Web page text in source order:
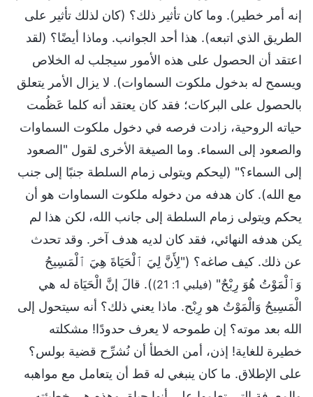
إنه أمر خطير). وما كان تأثير ذلك؟ (كان لذلك تأثير على
الطريق الذي اتبعه). هذا أحد الجوانب. وماذا أيضًا؟ (لقد
اعتقد أن الحصول على هذه الأمور سيجلب له الخلاص
ويسمح له بدخول ملكوت السماوات). لا يزال الأمر يتعلق
بالحصول على البركات؛ فقد كان يعتقد أنه كلما عَظُمت
حياته الروحية، زادت فرصه في دخول ملكوت السماوات
والصعود إلى السماء. وما الصيغة الأخرى لقول "الصعود
إلى السماء؟" (ليحكم ويتولى زمام السلطة جنبًا إلى جنب
مع الله). كان هدفه من دخوله ملكوت السماوات هو أن
يحكم ويتولى زمام السلطة إلى جانب الله، لكن هذا لم
يكن هدفه النهائي، فقد كان لديه هدف آخر. وقد تحدث
عن ذلك. كيف صاغه؟ ("لِأَنَّ لِيَ ٱلْحَيَاةَ هِيَ ٱلْمَسِيحُ
وَٱلْمَوْتُ هُوَ رِبْحٌ" (فيلبي 1: 21)
). قالَ إنَّ الْحَيَاة له هي
الْمَسِيحُ وَالْمَوْتُ هو رِبْح. ماذا يعني ذلك؟ أنه سيتحول إلى
الله بعد موته؟ إن طموحه لا يعرف حدودًا! مشكلته
خطيرة للغاية! إذن، أمن الخطأ أن نُشرِّح قضية بولس؟
على الإطلاق. ما كان ينبغي له قط أن يتعامل مع مواهبه